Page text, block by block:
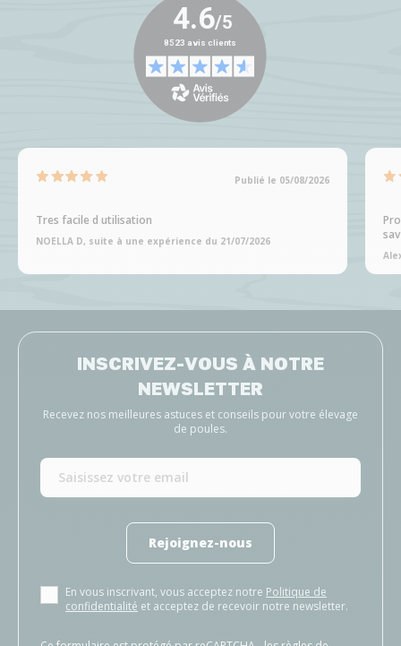
Publié le 05/08/2026
Tres facile d utilisation
NOELLA D, suite à une expérience du 21/07/2026
INSCRIVEZ-VOUS À NOTRE
NEWSLETTER
Recevez nos meilleures astuces et conseils pour votre élevage
de poules.
Rejoignez-nous
En vous inscrivant, vous acceptez notre Politique de
confidentialité et acceptez de recevoir notre newsletter.